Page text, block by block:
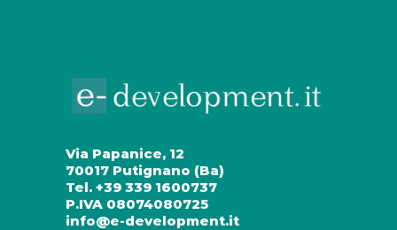
Via Papanice, 12
70017 Putignano (Ba)
Tel. +39 339 1600737
P.IVA 08074080725
info@e-development.it